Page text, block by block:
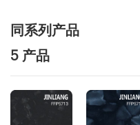
同系列产品
5 产品